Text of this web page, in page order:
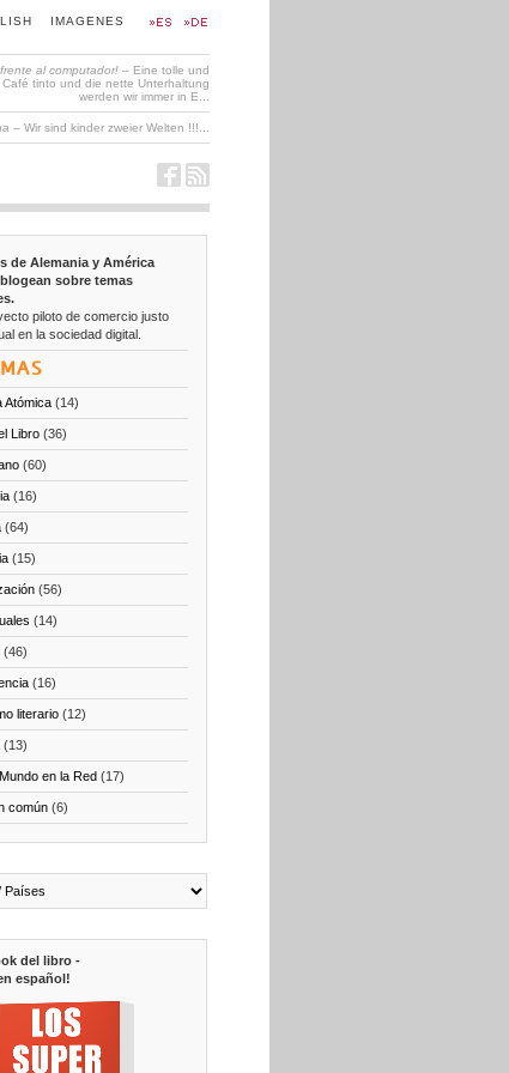
IMAGENES
al computador!– Eine tolle und
tinto und die nette Unterhaltung
werden wir immer in E...
– Wir sind kinder zweier Welten !!!...
de Alemania y América
sobre temas
piloto de comercio justo
en la sociedad digital.
Atómica(14)
Libro(36)
(60)
(16)
(64)
(15)
(56)
(14)
(46)
(16)
literario(12)
(13)
en la Red(17)
común(6)
del libro -
español!